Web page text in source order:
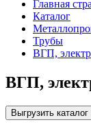
Главная
Каталог
Трубы
ВГП,
ВГП,
Выгрузить